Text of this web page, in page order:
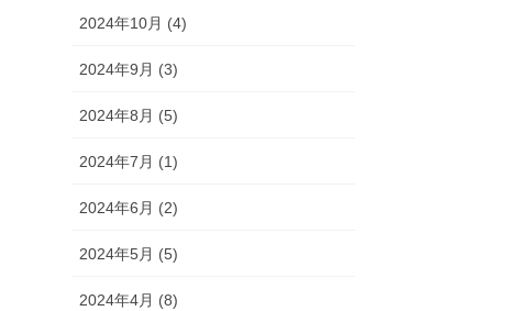
2024年10月 (4)
2024年9月 (3)
2024年8月 (5)
2024年7月 (1)
2024年6月 (2)
2024年5月 (5)
2024年4月 (8)